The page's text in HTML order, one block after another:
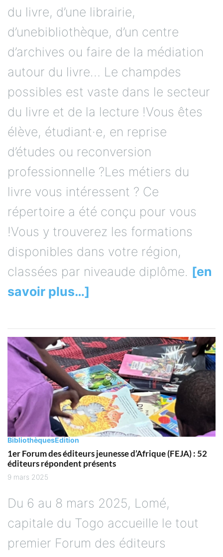
du livre, d’une librairie,
d’unebibliothèque, d’un centre
d’archives ou faire de la médiation
autour du livre… Le champdes
possibles est vaste dans le secteur
du livre et de la lecture !Vous êtes
élève, étudiant·e, en reprise
d’études ou reconversion
professionnelle ?Les métiers du
livre vous intéressent ? Ce
répertoire a été conçu pour vous
!Vous y trouverez les formations
disponibles dans votre région,
classées par niveaude diplôme. [en
savoir plus…]
BibliothèquesEdition
1er Forum des éditeurs jeunesse d’Afrique (FEJA) : 52
éditeurs répondent présents
9 mars 2025
Du 6 au 8 mars 2025, Lomé,
capitale du Togo accueille le tout
premier Forum des éditeurs